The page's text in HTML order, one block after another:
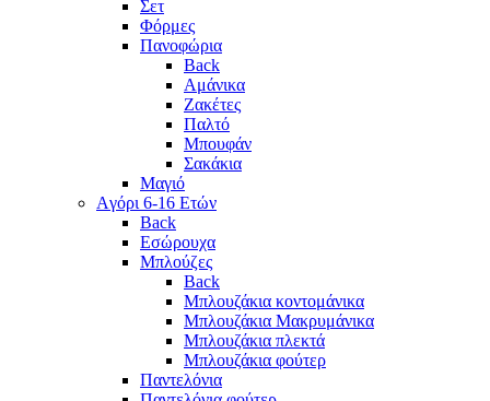
Σετ
Φόρμες
Πανοφώρια
Back
Αμάνικα
Ζακέτες
Παλτό
Μπουφάν
Σακάκια
Μαγιό
Aγόρι 6-16 Ετών
Back
Eσώρουχα
Μπλούζες
Back
Μπλουζάκια κοντομάνικα
Μπλουζάκια Μακρυμάνικα
Μπλουζάκια πλεκτά
Μπλουζάκια φούτερ
Παντελόνια